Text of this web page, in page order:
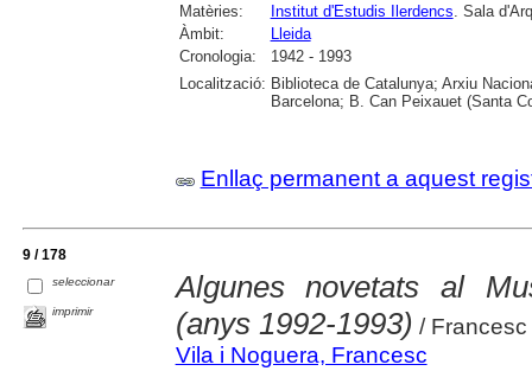
Matèries:
Institut d'Estudis Ilerdencs . Sala
Àmbit:
Lleida
Cronologia:
1942 - 1993
Localització: Biblioteca de Catalunya; Arxiu
Barcelona; B. Can Peixauet (Santa
Enllaç permanent a aquest
9 / 178
seleccionar
imprimir
Algunes novetats al
(anys 1992-1993) /
Vila i Noguera, Francesc